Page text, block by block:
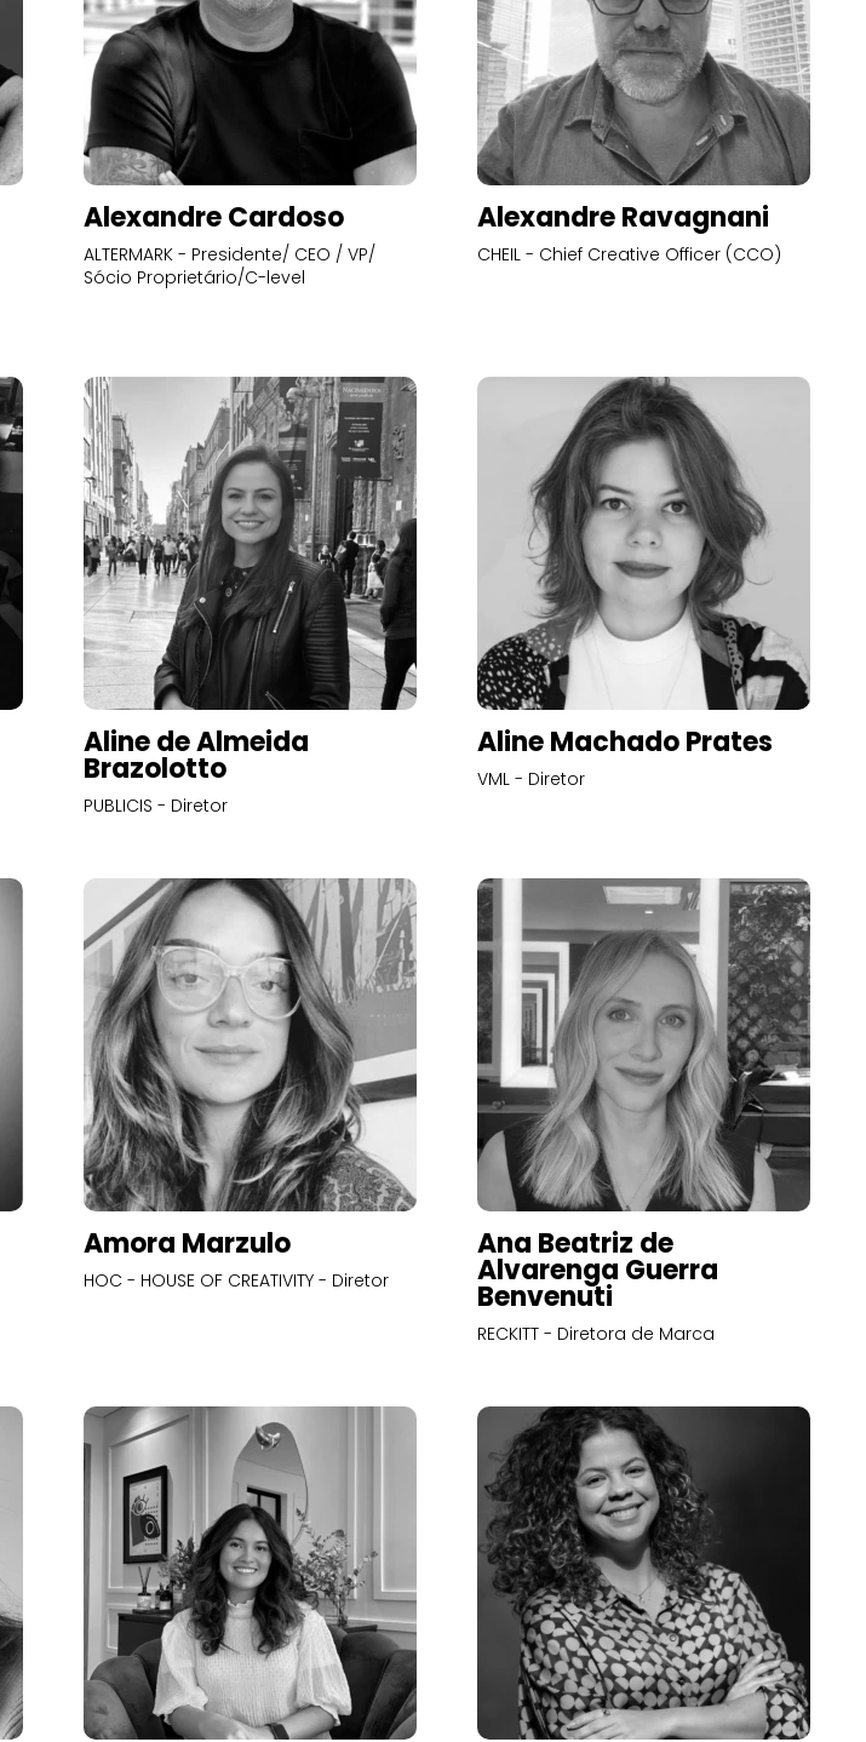
Alexandre Cardoso
ALTERMARK - Presidente/ CEO / VP/
Sócio Proprietário/C-level
Alexandre Ravagnani
CHEIL - Chief Creative Officer (CCO)
Aline de Almeida
Brazolotto
PUBLICIS - Diretor
Aline Machado Prates
VML - Diretor
Amora Marzulo
HOC - HOUSE OF CREATIVITY - Diretor
Ana Beatriz de
Alvarenga Guerra
Benvenuti
RECKITT - Diretora de Marca